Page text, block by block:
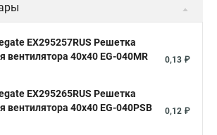
EX295257RUS Решетка
вентилятора 40x40 EG-040MR
0,13 ₽
EX295265RUS Решетка
вентилятора 40x40 EG-040PSB
0,12 ₽